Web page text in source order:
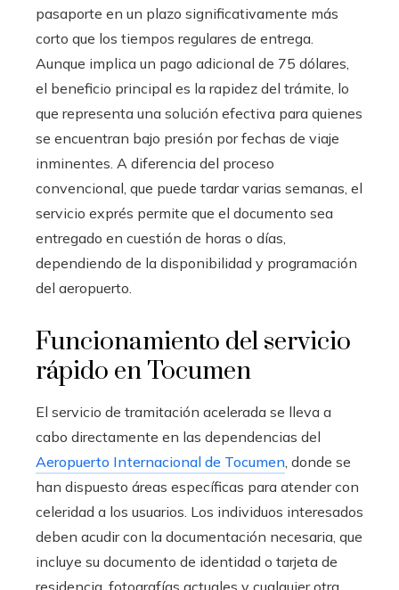
pasaporte en un plazo significativamente más
corto que los tiempos regulares de entrega.
Aunque implica un pago adicional de 75 dólares,
el beneficio principal es la rapidez del trámite, lo
que representa una solución efectiva para quienes
se encuentran bajo presión por fechas de viaje
inminentes. A diferencia del proceso
convencional, que puede tardar varias semanas, el
servicio exprés permite que el documento sea
entregado en cuestión de horas o días,
dependiendo de la disponibilidad y programación
del aeropuerto.
Funcionamiento del servicio
rápido en Tocumen
El servicio de tramitación acelerada se lleva a
cabo directamente en las dependencias del
Aeropuerto Internacional de Tocumen, donde se
han dispuesto áreas específicas para atender con
celeridad a los usuarios. Los individuos interesados
deben acudir con la documentación necesaria, que
incluye su documento de identidad o tarjeta de